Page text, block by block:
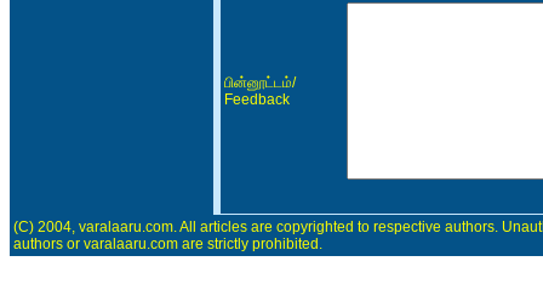
பின்னூட்டம்/
Feedback
(C) 2004, varalaaru.com. All articles are copyrighted to respective authors.
authors or varalaaru.com are strictly prohibited.